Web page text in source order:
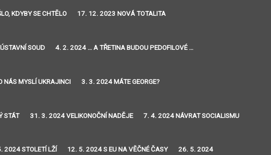
KDYBY SE CHTĚLO 17. 12. 2023 NOVÁ TOTALITA
SOUD 4. 2. 2024 … A TŘETINA BUDOU PEDOFILOVÉ …
NÁS MYSLÍ UKRAJINCI 3. 3. 2024 MÁTE GEORGE?
STÁT 31. 3. 2024 VELIKONOČNÍ NADĚJE 7. 4. 2024 NÁVRAT SOCIALISMU
2024 STOLETÍ LŽÍ 12. 5. 2024 S EU NA VĚČNÉ ČASY 26. 5. 2024